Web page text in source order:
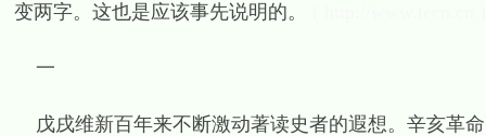
变两字。这也是应该事先说明的。
一
戊戌维新百年来不断激动著读史者的遐想。辛亥革